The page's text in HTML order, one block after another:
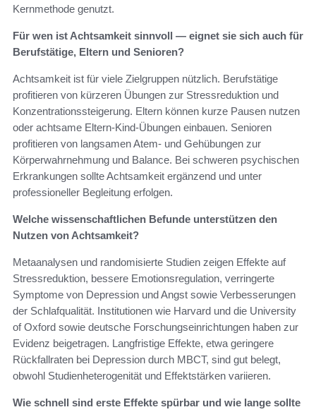
Kernmethode genutzt.
Für wen ist Achtsamkeit sinnvoll — eignet sie sich auch für
Berufstätige, Eltern und Senioren?
Achtsamkeit ist für viele Zielgruppen nützlich. Berufstätige
profitieren von kürzeren Übungen zur Stressreduktion und
Konzentrationssteigerung. Eltern können kurze Pausen nutzen
oder achtsame Eltern-Kind-Übungen einbauen. Senioren
profitieren von langsamen Atem- und Gehübungen zur
Körperwahrnehmung und Balance. Bei schweren psychischen
Erkrankungen sollte Achtsamkeit ergänzend und unter
professioneller Begleitung erfolgen.
Welche wissenschaftlichen Befunde unterstützen den
Nutzen von Achtsamkeit?
Metaanalysen und randomisierte Studien zeigen Effekte auf
Stressreduktion, bessere Emotionsregulation, verringerte
Symptome von Depression und Angst sowie Verbesserungen
der Schlafqualität. Institutionen wie Harvard und die University
of Oxford sowie deutsche Forschungseinrichtungen haben zur
Evidenz beigetragen. Langfristige Effekte, etwa geringere
Rückfallraten bei Depression durch MBCT, sind gut belegt,
obwohl Studienheterogenität und Effektstärken variieren.
Wie schnell sind erste Effekte spürbar und wie lange sollte